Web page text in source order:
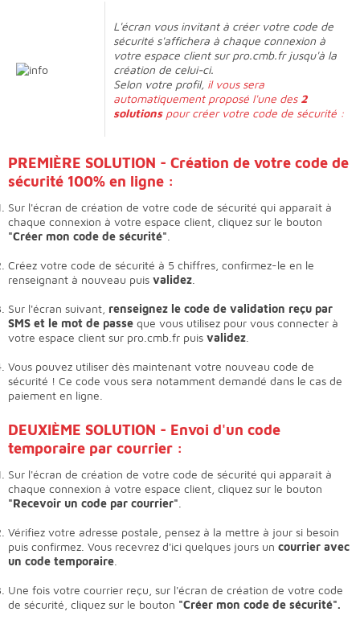
L'écran vous invitant à créer votre code de
sécurité s'affichera à chaque connexion à
votre espace client sur pro.cmb.fr jusqu'à la
création de celui-ci.
Selon votre profil, il vous sera
automatiquement proposé l'une des 2
solutionspour créer votre code de sécurité :
PREMIÈRE SOLUTION - Création de votre code de
sécurité 100% en ligne :
Sur l'écran de création de votre code de sécurité qui apparaît à
chaque connexion à votre espace client, cliquez sur le bouton
"Créer mon code de sécurité"
Créez votre code de sécurité à 5 chiffres, confirmez-le en le
renseignant à nouveau puis validez
Sur l'écran suivant, renseignez le code de validation reçu par
SMS et le mot de passe que vous utilisez pour vous connecter à
votre espace client sur pro.cmb.fr puis validez
Vous pouvez utiliser dès maintenant votre nouveau code de
sécurité ! Ce code vous sera notamment demandé dans le cas de
paiement en ligne.
DEUXIÈME SOLUTION - Envoi d'un code
temporaire par courrier :
Sur l'écran de création de votre code de sécurité qui apparaît à
chaque connexion à votre espace client, cliquez sur le bouton
"Recevoir un code par courrier"
Vérifiez votre adresse postale, pensez à la mettre à jour si besoin
puis confirmez. Vous recevrez d'ici quelques jours un courrier avec
un code temporaire
Une fois votre courrier reçu, sur l'écran de création de votre code
de sécurité, cliquez sur le bouton "Créer mon code de sécurité".